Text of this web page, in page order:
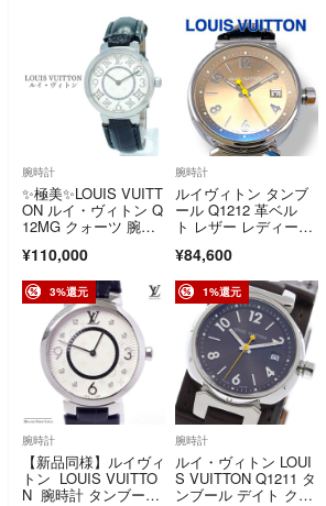
腕時計
✨極美✨LOUIS VUITT
ON ルイ・ヴィトン Q
12MG クォーツ 腕時
¥110,000
腕時計
ルイヴィトン タンブ
ール Q1212 革ベル
ト レザー レディー
S VUITTON ブラン
ド 稼働
¥84,600
3%還元
腕時計
【新品同様】ルイヴィ
トン LOUIS VUITTO
N 腕時計 タンブー
1%還元
腕時計
ルイ・ヴィトン LOUI
S VUITTON Q1211 タ
ンブール デイト クォ